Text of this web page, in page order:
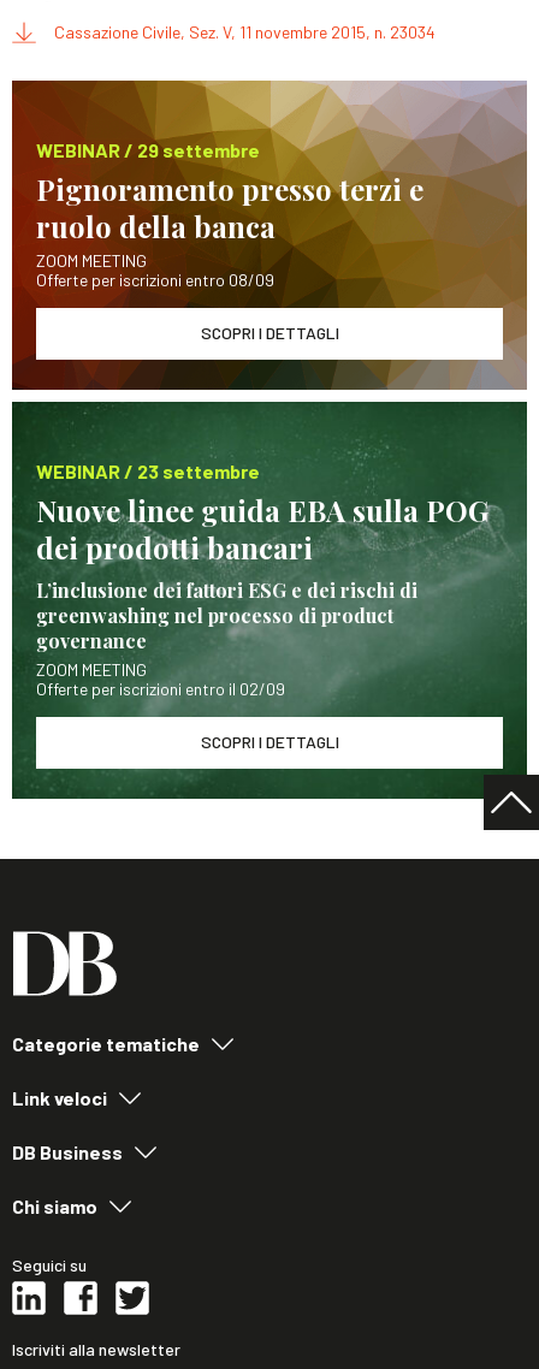
Cassazione Civile, Sez. V, 11 novembre 2015, n. 23034
WEBINAR / 29 settembre
Pignoramento presso terzi e
ruolo della banca
ZOOM MEETING
Offerte per iscrizioni entro 08/09
SCOPRI I DETTAGLI
WEBINAR / 23 settembre
Nuove linee guida EBA sulla POG
dei prodotti bancari
L’inclusione dei fattori ESG e dei rischi di
greenwashing nel processo di product
governance
ZOOM MEETING
Offerte per iscrizioni entro il 02/09
SCOPRI I DETTAGLI
Categorie tematiche
Link veloci
DB Business
Chi siamo
Seguici su
Iscriviti alla newsletter